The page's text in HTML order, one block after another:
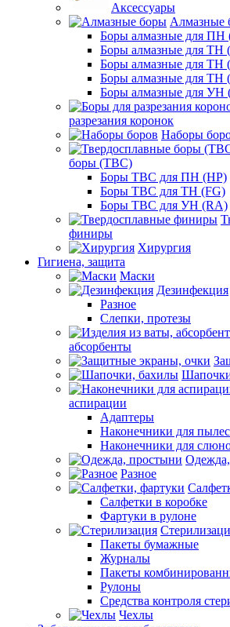
Аксессуары
Алмазные
Боры алмазные для ПН
Боры алмазные для ТН
Боры алмазные для ТН
Боры алмазные для ТН
Боры алмазные для УН
разрезания коронок
Наборы
боры (ТВС)
Боры ТВС для ПН (HP)
Боры ТВС для ТН (FG)
Боры ТВС для УН (RA)
финиры
Хирургия
Гигиена, защита
Маски
Дезинфекция
Разное
Слепки, протезы
абсорбенты
аспирации
Адаптеры
Наконечники для
Наконечники для
Разное
Салфетки в коробке
Фартуки в рулоне
Пакеты бумажные
Журналы
Пакеты
Рулоны
Средства контроля
Чехлы